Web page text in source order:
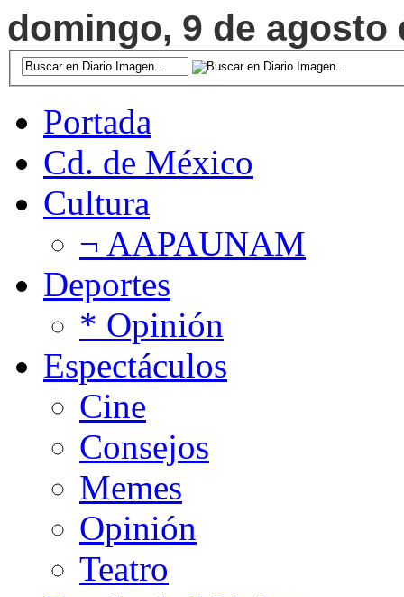
domingo, 9 de agosto
Portada
Cd. de México
Cultura
¬ AAPAUNAM
Deportes
* Opinión
Espectáculos
Cine
Consejos
Memes
Opinión
Teatro